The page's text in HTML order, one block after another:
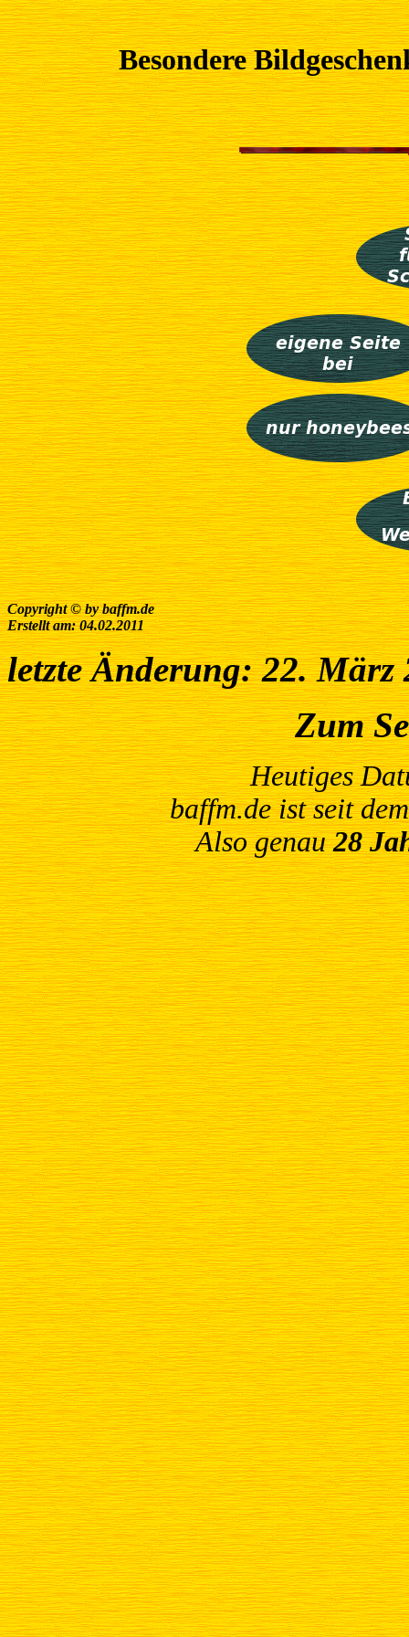
Besondere
Copyright © by baffm.de
Erstellt am: 04.02.2011
letzte Änderung: 22. März
Zum
Heutiges
baffm.de ist seit
Also genau28